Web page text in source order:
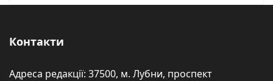
Контакти
Адреса редакції: 37500, м. Лубни, проспект